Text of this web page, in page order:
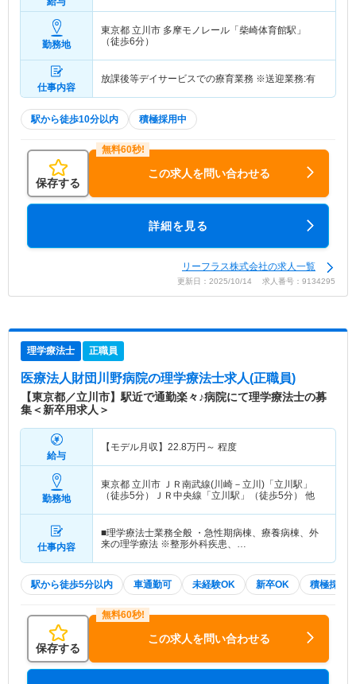
勤務地
東京都 立川市 多摩モノレール「柴崎体育館駅」
（徒歩6分）
仕事内容
放課後等デイサービスでの療育業務 ※送迎業務:有
駅から徒歩10分以内 積極採用中
保存する
この求人を問い合わせる
詳細を見る
リーフラス株式会社の求人一覧
更新日：2025/10/14 求人番号：9134295
理学療法士 正職員
医療法人財団川野病院の理学療法士求人(正職員)
【東京都／立川市】駅近で通勤楽々♪病院にて理学療法士の募
集＜新卒用求人＞
給与
【モデル月収】 22.8万円～ 程度
勤務地
東京都 立川市 ＪＲ南武線(川崎－立川)「立川駅」
（徒歩5分）ＪＲ中央線「立川駅」（徒歩5分） 他
仕事内容
■理学療法士業務全般 ・急性期病棟、療養病棟、外
来の理学療法 ※整形外科疾患、…
駅から徒歩5分以内 車通勤可 未経験OK 新卒OK 積極採用
保存する
この求人を問い合わせる